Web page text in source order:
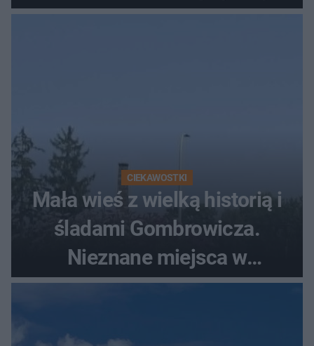
szczyt Gór Świętokrzyskich
CIEKAWOSTKI
Mała wieś z wielką historią i
śladami Gombrowicza.
Nieznane miejsca w
Świętokrzyskiem